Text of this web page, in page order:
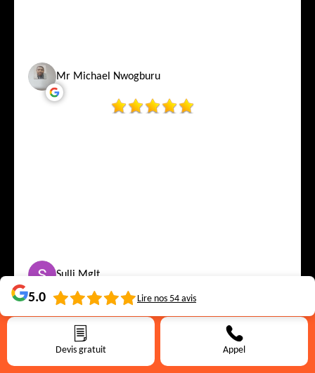
Devis gratuit Appel
Mr Michael Nwogburu
Sulli Mglt
Personnel très serviable et respectueux, beaucoup de bon conseil
5.0 Lire nos 54 avis